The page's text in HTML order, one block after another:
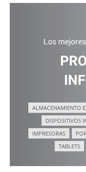
Los
ALMACENAMIENTO
DISPOSITIVOS
IMPRESORAS
TABLETS